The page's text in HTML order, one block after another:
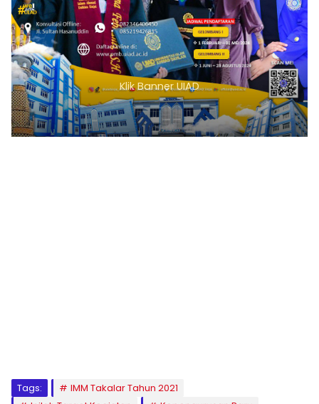
Klik Banner UIAD
Tags:
IMM Takalar Tahun 2021